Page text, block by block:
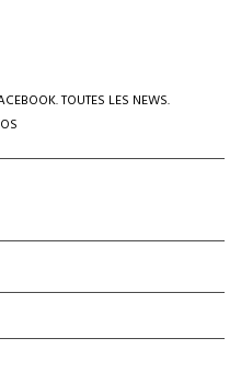
TOUTES LES NEWS.